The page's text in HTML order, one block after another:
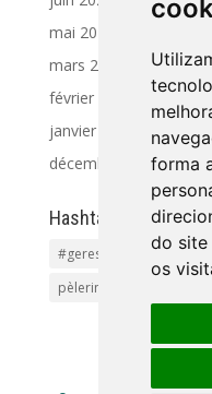
forma
do site
os
mai 2024
mars 2024
février 2024
janvier 2024
décembre 2023
Hashtag
#geres Activités et
pèlerinage